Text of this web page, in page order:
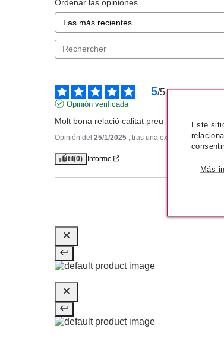
Ordenar las opiniones
5/5
Opinión verificada
Molt bona relació calitat preu
Opinión del 25/1/2025 , tras una experiencia del8/
Útil(0) Informe
Este
Más